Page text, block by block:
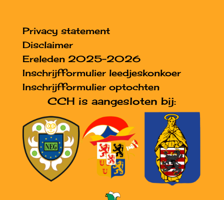
Privacy statement
Disclaimer
Ereleden 2025-2026
Inschrijfformulier leedjeskonkoer
Inschrijfformulier optochten
CCH is aangesloten bij: